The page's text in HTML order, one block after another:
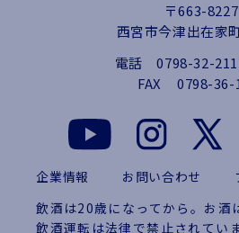
〒663-8227
西宮市今津出在家
電話0798-32-
FAX 0798-36-
飲酒は20歳になってから。お酒
飲酒運転は法律で禁止されてい
企業情報 お問い合わせ